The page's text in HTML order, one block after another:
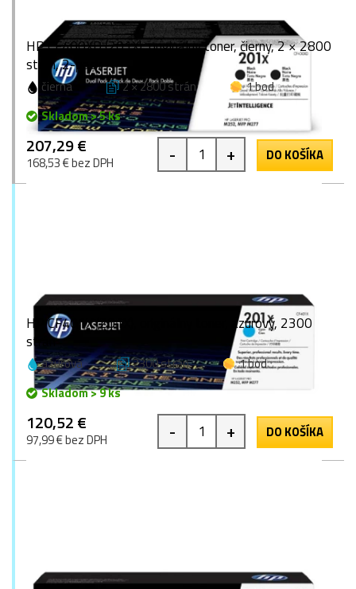
HP CF400XD (201X), originálny toner, čierny, 2 × 2800
strán, 2-pack
čierna 2 × 2800 strán
1 bod
Skladom > 5 ks
207,29 €
168,53 € bez DPH - + DO KOŠÍKA
HP CF401X (201X), originálny toner, azúrový, 2300
strán
azúrová 2300 strán
1 bod
Skladom > 9 ks
120,52 €
97,99 € bez DPH - + DO KOŠÍKA